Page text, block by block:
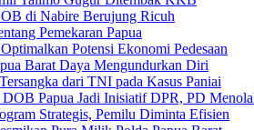
di Nabire Berujung Ricuh
Pemekaran Papua
Potensi Ekonomi Pedesaan
Barat Daya Mengundurkan Diri
dari TNI pada Kasus Paniai
Papua Jadi Inisiatif DPR, PD
Strategis, Pemilu Diminta Efisien